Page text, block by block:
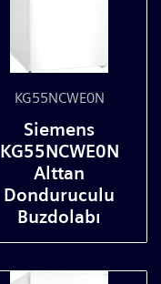
KG55NCWE0N
Siemens
KG55NCWE0N
Alttan
Donduruculu
Buzdolabı